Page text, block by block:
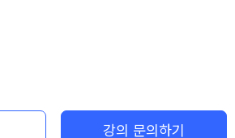
강의 문의하기